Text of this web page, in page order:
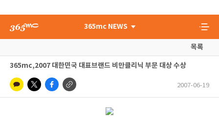
365mc NEWS
목록
365mc,2007 대한민국 대표브랜드 비만클리닉 부문 대상 수상
2007-06-19